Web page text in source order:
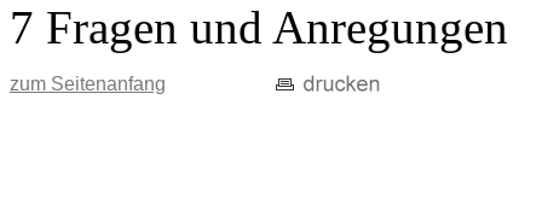
7 Fragen und Anregungen
zum Seitenanfang